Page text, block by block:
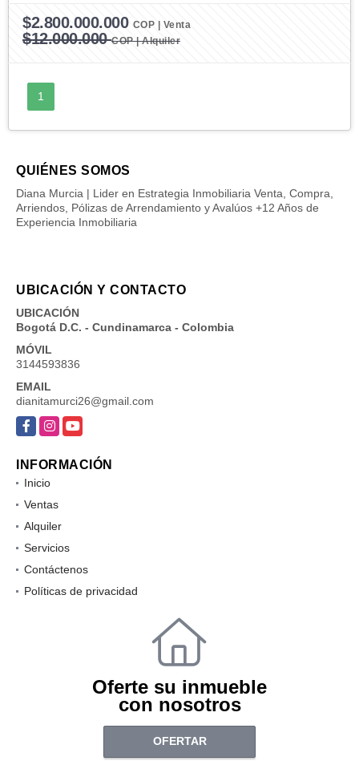
$2.800.000.000 COP | Venta
$12.000.000COP | Alquiler
1
QUIÉNES SOMOS
Diana Murcia | Lider en Estrategia Inmobiliaria Venta, Compra,
Arriendos, Pólizas de Arrendamiento y Avalúos +12 Años de
Experiencia Inmobiliaria
UBICACIÓN Y CONTACTO
UBICACIÓN
Bogotá D.C. - Cundinamarca - Colombia
MÓVIL
3144593836
EMAIL
dianitamurci26@gmail.com
Facebook
InstagramYouTube
INFORMACIÓN
Inicio
Ventas
Alquiler
Servicios
Contáctenos
Políticas de privacidad
Oferte su inmueble
con nosotros
OFERTAR